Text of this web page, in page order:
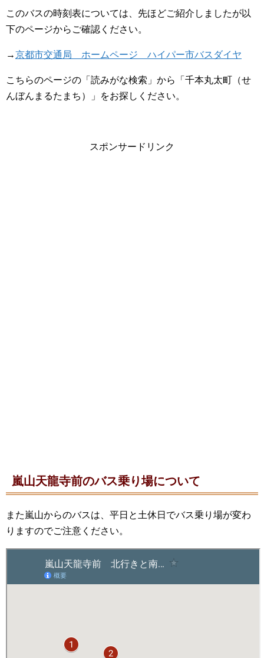
このバスの時刻表については、先ほどご紹介しましたが以
下のページからご確認ください。
→京都市交通局 ホームページ ハイパー市バスダイヤ
こちらのページの「読みがな検索」から「千本丸太町（せ
んぼんまるたまち）」をお探しください。
スポンサードリンク
嵐山天龍寺前のバス乗り場について
また嵐山からのバスは、平日と土休日でバス乗り場が変わ
りますのでご注意ください。